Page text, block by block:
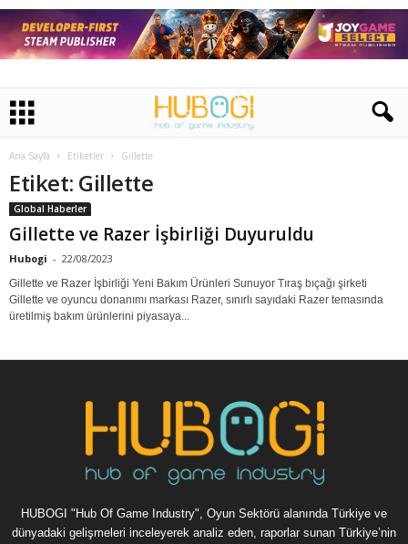
Ana Sayfa Etiketler Gillette
Etiket: Gillette
Global Haberler
Gillette ve Razer İşbirliği Duyuruldu
Hubogi - 22/08/2023
Gillette ve Razer İşbirliği Yeni Bakım Ürünleri Sunuyor Tıraş bıçağı şirketi
Gillette ve oyuncu donanımı markası Razer, sınırlı sayıdaki Razer temasında
üretilmiş bakım ürünlerini piyasaya...
HUBOGI "Hub Of Game Industry", Oyun Sektörü alanında Türkiye ve
dünyadaki gelişmeleri inceleyerek analiz eden, raporlar sunan Türkiye’nin